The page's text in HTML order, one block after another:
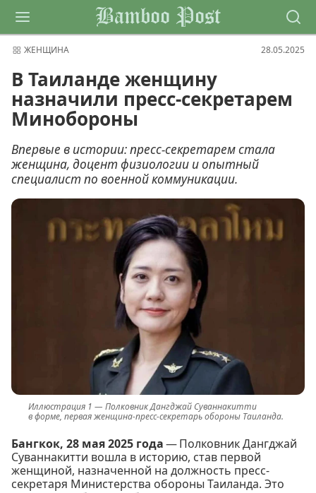
Bamboo Post
ЖЕНЩИНА 28.05.2025
В Таиланде женщину
назначили пресс-секретарем
Минобороны
Впервые в истории: пресс-секретарем стала
женщина, доцент физиологии и опытный
специалист по военной коммуникации.
Полковник Дангджай Суваннакитти
в форме, первая женщина-пресс-секретарь обороны Таиланда.
Бангкок, 28 мая 2025 года— Полковник Дангджай
Суваннакитти вошла в историю, став первой
женщиной, назначенной на должность пресс-
секретаря Министерства обороны Таиланда. Это